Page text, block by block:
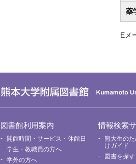
薬
Eメ
グ
ロ
ー
ル
メ
図書館利用案内
開館時間・サービス・休館日
学生・教職員の方へ
学外の方へ
情報検索
熊大生の
けガイド
図書を探す